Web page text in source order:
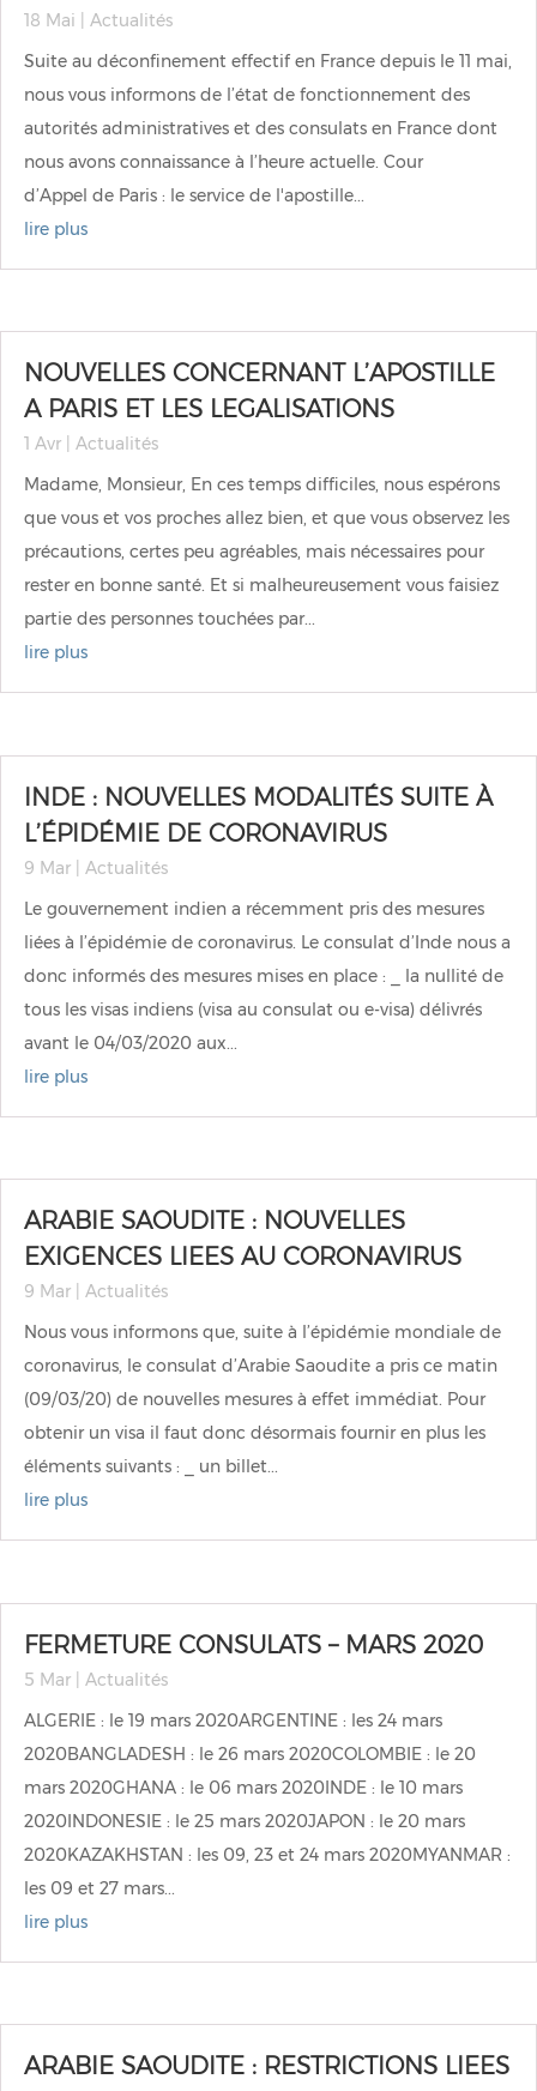
18 Mai
Actualités
Suite au déconfinement effectif en France depuis le 11 mai,
nous vous informons de l’état de fonctionnement des
autorités administratives et des consulats en France dont
nous avons connaissance à l’heure actuelle. Cour
d’Appel de Paris : le service de l'apostille...
lire plus
NOUVELLES CONCERNANT L’APOSTILLE
A PARIS ET LES LEGALISATIONS
1 Avr
Actualités
Madame, Monsieur, En ces temps difficiles, nous espérons
que vous et vos proches allez bien, et que vous observez les
précautions, certes peu agréables, mais nécessaires pour
rester en bonne santé. Et si malheureusement vous faisiez
partie des personnes touchées par...
lire plus
INDE : NOUVELLES MODALITÉS SUITE À
L’ÉPIDÉMIE DE CORONAVIRUS
9 Mar
Actualités
Le gouvernement indien a récemment pris des mesures
liées à l’épidémie de coronavirus. Le consulat d’Inde nous a
donc informés des mesures mises en place : _ la nullité de
tous les visas indiens (visa au consulat ou e-visa) délivrés
avant le 04/03/2020 aux...
lire plus
ARABIE SAOUDITE : NOUVELLES
EXIGENCES LIEES AU CORONAVIRUS
9 Mar
Actualités
Nous vous informons que, suite à l’épidémie mondiale de
coronavirus, le consulat d’Arabie Saoudite a pris ce matin
(09/03/20) de nouvelles mesures à effet immédiat. Pour
obtenir un visa il faut donc désormais fournir en plus les
éléments suivants : _ un billet...
lire plus
FERMETURE CONSULATS – MARS 2020
5 Mar
Actualités
ALGERIE : le 19 mars 2020ARGENTINE : les 24 mars
2020BANGLADESH : le 26 mars 2020COLOMBIE : le 20
mars 2020GHANA : le 06 mars 2020INDE : le 10 mars
2020INDONESIE : le 25 mars 2020JAPON : le 20 mars
2020KAZAKHSTAN : les 09, 23 et 24 mars 2020MYANMAR :
les 09 et 27 mars...
lire plus
ARABIE SAOUDITE : RESTRICTIONS LIEES